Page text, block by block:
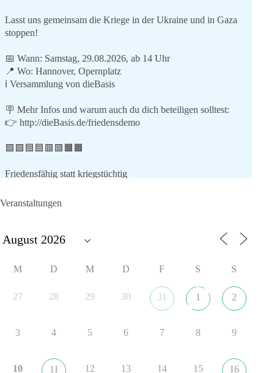
Lasst uns gemeinsam die Kriege in der Ukraine und in Gaza
stoppen!
📅 Wann: Samstag, 29.08.2026, ab 14 Uhr
📍 Wo: Hannover, Opernplatz
ℹ️ Versammlung von dieBasis
🪧 Mehr Infos und warum auch du dich beteiligen solltest:
👉 http://dieBasis.de/friedensdemo
🟩🟩🟦🟦🟥🟥🟧🟧
Friedensfähig statt kriegstüchtig
Wir stehen für
zumindest in Kriegsgebiete
⚠️ Aufruf zum sofortigen Waffenstillstand bzw. zu
⚠️ Einhaltung von Völkerrecht und UN-Charta
✅ Michael Aggiliedis (AG Frieden der Partei dieBasis)
Veranstaltungen
M D M D F S S
27 28 29 30 31 1 2
3 4 5 6 7 8 9
10 11 12 13 14 15 16